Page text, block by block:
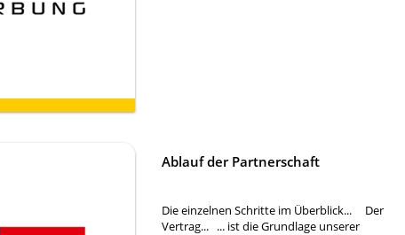
Ablauf der Partnerschaft
Die einzelnen Schritte im Überblick... Der
Vertrag... ... ist die Grundlage unserer